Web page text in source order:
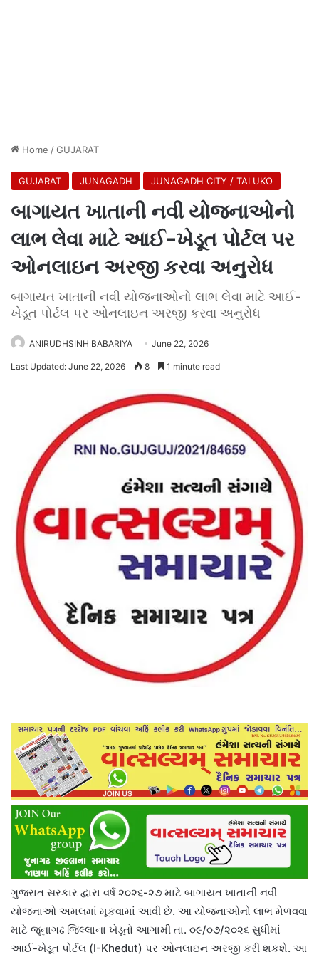
Home /GUJARAT
GUJARAT JUNAGADH JUNAGADH CITY / TALUKO
બાગાયત ખાતાની નવી યોજનાઓનો
લાભ લેવા માટે આઈ-ખેડૂત પોર્ટલ પર
ઓનલાઇન અરજી કરવા અનુરોધ
બાગાયત ખાતાની નવી યોજનાઓનો લાભ લેવા માટે આઈ-
ખેડૂત પોર્ટલ પર ઓનલાઇન અરજી કરવા અનુરોધ
ANIRUDHSINH BABARIYA June 22, 2026
Last Updated: June 22, 2026 8 1 minute read
ગુજરાત સરકાર દ્વારા વર્ષ ૨૦૨૬-૨૭ માટે બાગાયત ખાતાની નવી
યોજનાઓ અમલમાં મૂકવામાં આવી છે. આ યોજનાઓનો લાભ મેળવવા
માટે જૂનાગઢ જિલ્લાના ખેડૂતો આગામી તા. ૦૯/૦૭/૨૦૨૬ સુધીમાં
આઈ-ખેડૂત પોર્ટલ (I-Khedut) પર ઓનલાઇન અરજી કરી શકશે. આ